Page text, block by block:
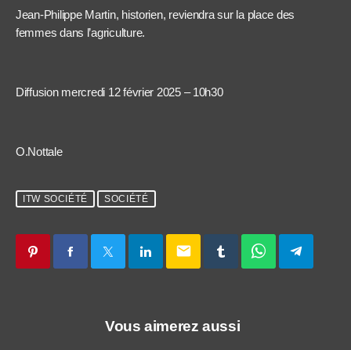
Jean-Philippe Martin, historien, reviendra sur la place des
femmes dans l’agriculture.
Diffusion mercredi 12 février 2025 – 10h30
O.Nottale
ITW SOCIÉTÉ SOCIÉTÉ
email
Vous aimerez aussi